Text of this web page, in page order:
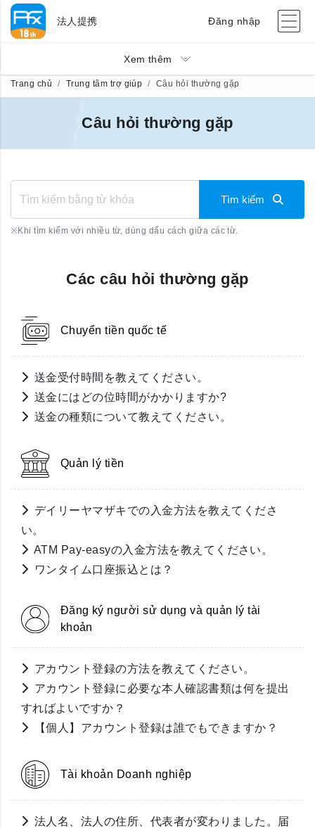
法人提携 Đăng nhập
Xem thêm
Trang chủ Trung tâm trợ giúp Câu hỏi thường gặp
Câu hỏi thường gặp
Tìm kiếm
※Khi tìm kiếm với nhiều từ, dùng dấu cách giữa các từ.
Các câu hỏi thường gặp
Chuyển tiền quốc tế
送金受付時間を教えてください。
送金にはどの位時間がかかりますか?
送金の種類について教えてください。
Quản lý tiền
デイリーヤマザキでの入金方法を教えてくださ
い。
ATM Pay-easyの入金方法を教えてください。
ワンタイム口座振込とは？
Đăng ký người sử dụng và quản lý tài
khoản
アカウント登録の方法を教えてください。
アカウント登録に必要な本人確認書類は何を提出
すればよいですか？
【個人】アカウント登録は誰でもできますか？
Tài khoản Doanh nghiệp
法人名、法人の住所、代表者が変わりました。届